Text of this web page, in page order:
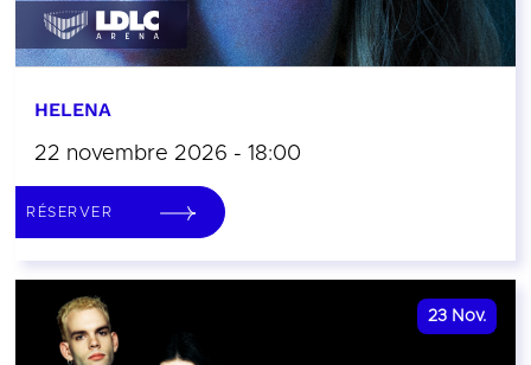
HELENA
22 novembre 2026 - 18:00
RÉSERVER
23 Nov.